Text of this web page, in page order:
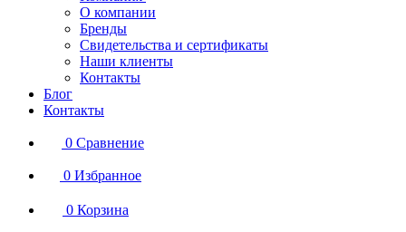
О компании
Бренды
Свидетельства и сертификаты
Наши клиенты
Контакты
Блог
Контакты
0 Сравнение
0 Избранное
0 Корзина